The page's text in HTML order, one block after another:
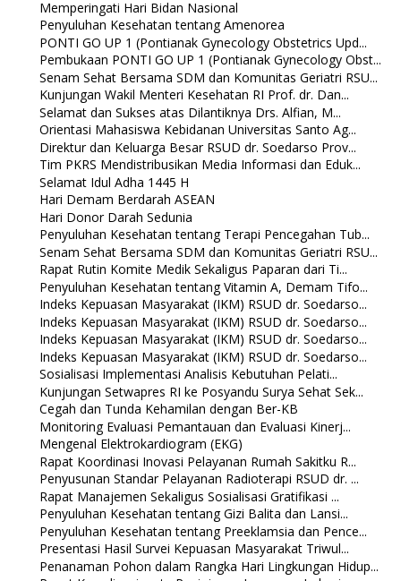
Memperingati Hari Bidan Nasional
Penyuluhan Kesehatan tentang Amenorea
PONTI GO UP 1 (Pontianak Gynecology Obstetrics Upd...
Pembukaan PONTI GO UP 1 (Pontianak Gynecology Obst...
Senam Sehat Bersama SDM dan Komunitas Geriatri RSU...
Kunjungan Wakil Menteri Kesehatan RI Prof. dr. Dan...
Selamat dan Sukses atas Dilantiknya Drs. Alfian, M...
Orientasi Mahasiswa Kebidanan Universitas Santo Ag...
Direktur dan Keluarga Besar RSUD dr. Soedarso Prov...
Tim PKRS Mendistribusikan Media Informasi dan Eduk...
Selamat Idul Adha 1445 H
Hari Demam Berdarah ASEAN
Hari Donor Darah Sedunia
Penyuluhan Kesehatan tentang Terapi Pencegahan Tub...
Senam Sehat Bersama SDM dan Komunitas Geriatri RSU...
Rapat Rutin Komite Medik Sekaligus Paparan dari Ti...
Penyuluhan Kesehatan tentang Vitamin A, Demam Tifo...
Indeks Kepuasan Masyarakat (IKM) RSUD dr. Soedarso...
Indeks Kepuasan Masyarakat (IKM) RSUD dr. Soedarso...
Indeks Kepuasan Masyarakat (IKM) RSUD dr. Soedarso...
Indeks Kepuasan Masyarakat (IKM) RSUD dr. Soedarso...
Sosialisasi Implementasi Analisis Kebutuhan Pelati...
Kunjungan Setwapres RI ke Posyandu Surya Sehat Sek...
Cegah dan Tunda Kehamilan dengan Ber-KB
Monitoring Evaluasi Pemantauan dan Evaluasi Kinerj...
Mengenal Elektrokardiogram (EKG)
Rapat Koordinasi Inovasi Pelayanan Rumah Sakitku R...
Penyusunan Standar Pelayanan Radioterapi RSUD dr. ...
Rapat Manajemen Sekaligus Sosialisasi Gratifikasi ...
Penyuluhan Kesehatan tentang Gizi Balita dan Lansi...
Penyuluhan Kesehatan tentang Preeklamsia dan Pence...
Presentasi Hasil Survei Kepuasan Masyarakat Triwul...
Penanaman Pohon dalam Rangka Hari Lingkungan Hidup...